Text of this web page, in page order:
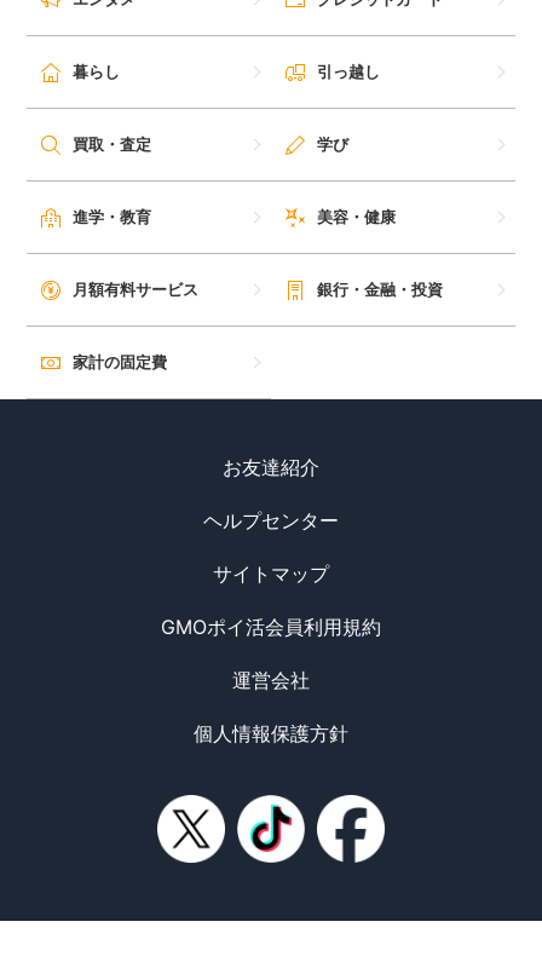
暮らし 引っ越し
買取・査定 学び
進学・教育 美容・健康
月額有料サービス 銀行・金融・投資
家計の固定費
お友達紹介
ヘルプセンター
サイトマップ
GMOポイ活会員利用規約
運営会社
個人情報保護方針